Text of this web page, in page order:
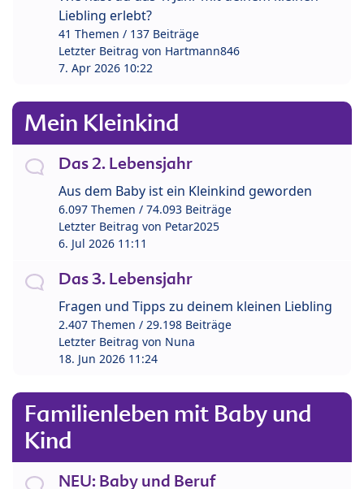
Liebling erlebt?
41 Themen / 137 Beiträge
Letzter Beitrag von Hartmann846
7. Apr 2026 10:22
Mein Kleinkind
Das 2. Lebensjahr
Aus dem Baby ist ein Kleinkind geworden
6.097 Themen / 74.093 Beiträge
Letzter Beitrag von Petar2025
6. Jul 2026 11:11
Das 3. Lebensjahr
Fragen und Tipps zu deinem kleinen Liebling
2.407 Themen / 29.198 Beiträge
Letzter Beitrag von Nuna
18. Jun 2026 11:24
Familienleben mit Baby und
Kind
NEU: Baby und Beruf